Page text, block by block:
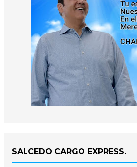
SALCEDO CARGO EXPRESS.